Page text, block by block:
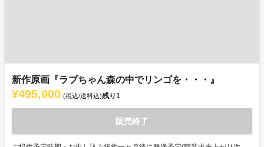
新作原画『ラブちゃん森の中でリンゴを・・・』
¥495,000 (税込/送料込)残り1
販売終了